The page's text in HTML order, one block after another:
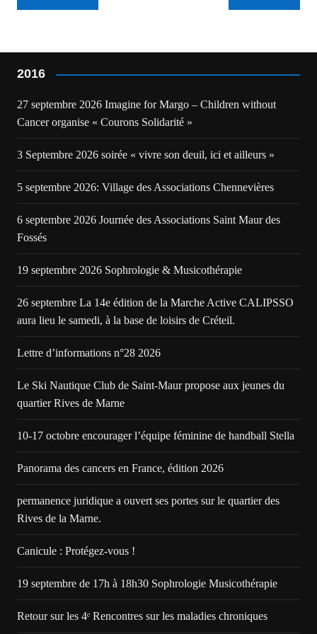
de
2016
27 septembre 2026 Imagine for Margo – Children without
Cancer organise « Courons Solidarité »
3 Septembre 2026 soirée « vivre son deuil, ici et ailleurs »
5 septembre 2026: Village des Associations Chennevières
6 septembre 2026 Journée des Associations Saint Maur des
Fossés
19 septembre 2026 Sophrologie & Musicothérapie
26 septembre La 14e édition de la Marche Active CALIPSSO
aura lieu le samedi, à la base de loisirs de Créteil.
Lettre d’informations n°28 2026
Le Ski Nautique Club de Saint-Maur propose aux jeunes du
quartier Rives de Marne
10-17 octobre encourager l’équipe féminine de handball Stella
Panorama des cancers en France, édition 2026
permanence juridique a ouvert ses portes sur le quartier des
Rives de la Marne.
Canicule : Protégez-vous !
19 septembre de 17h à 18h30 Sophrologie Musicothérapie
Retour sur les 4ᵉ Rencontres sur les maladies chroniques